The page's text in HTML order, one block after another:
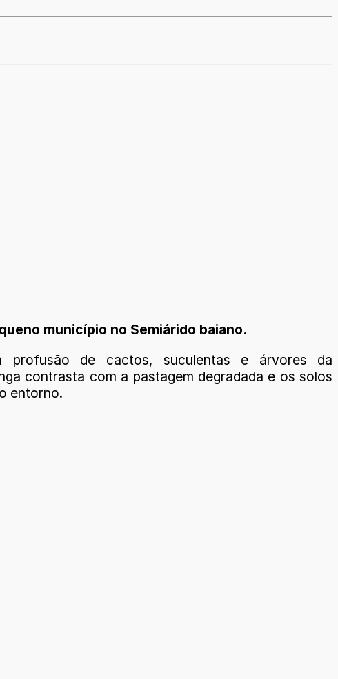
município no Semiárido baiano.
profusão de cactos, suculentas e árvores da
contrasta com a pastagem degradada e os solos
entorno.